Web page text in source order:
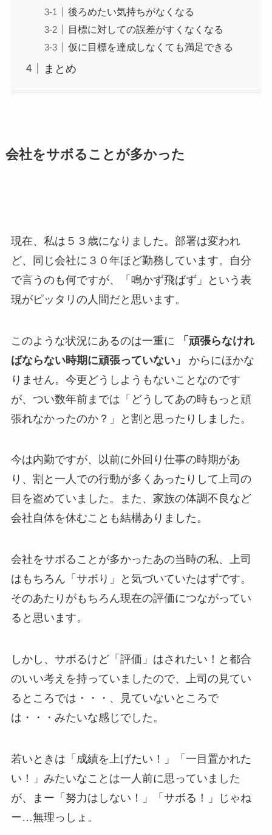
後ろめたい気持ちがなくなる
目標に対しての誤差がすくなくなる
仮に目標を達成しなくても満足できる
まとめ
会社をサボることが多かった
現在、私は５３歳になりました。部署は変われ
ど、同じ会社に３０年ほど勤務しています。自分
で言うのも何ですが、「鳴かず飛ばず」という表
現がピッタリの人間だと思います。
このような状況にあるのは一重に
「頑張らなけれ
ばならない時期に頑張っていない」 からにほかな
りません。今更どうしようもないことなのです
が、つい数年前までは「どうしてあの時もっと頑
張れなかったのか？」と割と思ったりしました。
今は内勤ですが、以前に外回り仕事の時期があ
り、割と一人での行動が多くあったりして上司の
目を盗めていました。また、家族の体調不良など
会社自体を休むことも結構ありました。
会社をサボることが多かったあの当時の私、上司
はもちろん「サボり」と気づいていたはずです。
そのあたりがもちろん現在の評価につながってい
ると思います。
しかし、サボるけど「評価」はされたい！と都合
のいい考えを持っていましたので、上司の見てい
るところでは・・・、見ていないところで
は・・・みたいな感じでした。
若いときは「成績を上げたい！」「一目置かれた
い！」みたいなことは一人前に思っていました
が、まー「努力はしない！」「サボる！」じゃね
ー…無理っしょ。